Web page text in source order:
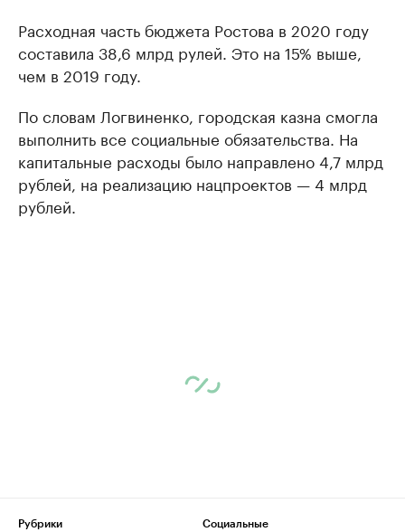
Расходная часть бюджета Ростова в 2020 году
составила 38,6 млрд рулей. Это на 15% выше,
чем в 2019 году.
По словам Логвиненко, городская казна смогла
выполнить все социальные обязательства. На
капитальные расходы было направлено 4,7 млрд
рублей, на реализацию нацпроектов — 4 млрд
рублей.
Рубрики
Социальные